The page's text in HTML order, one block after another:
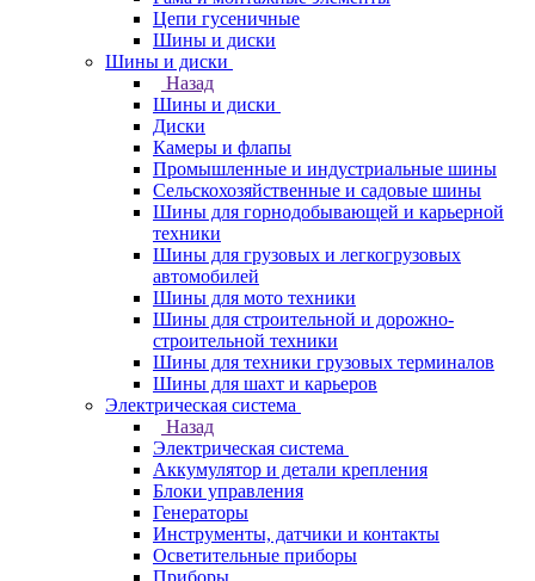
Цепи гусеничные
Шины и диски
Шины и диски
Назад
Шины и диски
Диски
Камеры и флапы
Промышленные и индустриальные шины
Сельскохозяйственные и садовые шины
Шины для горнодобывающей и карьерной
техники
Шины для грузовых и легкогрузовых
автомобилей
Шины для мото техники
Шины для строительной и дорожно-
строительной техники
Шины для техники грузовых терминалов
Шины для шахт и карьеров
Электрическая система
Назад
Электрическая система
Аккумулятор и детали крепления
Блоки управления
Генераторы
Инструменты, датчики и контакты
Осветительные приборы
Приборы